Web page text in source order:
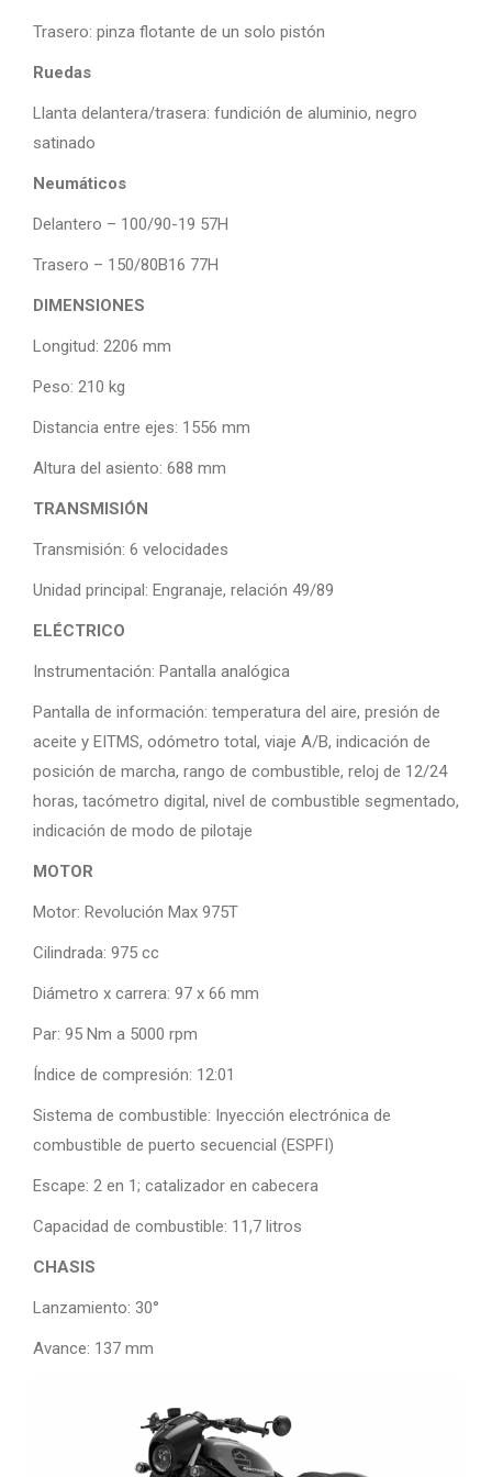
Trasero: pinza flotante de un solo pistón
Ruedas
Llanta delantera/trasera: fundición de aluminio, negro
satinado
Neumáticos
Delantero – 100/90-19 57H
Trasero – 150/80B16 77H
DIMENSIONES
Longitud: 2206 mm
Peso: 210 kg
Distancia entre ejes: 1556 mm
Altura del asiento: 688 mm
TRANSMISIÓN
Transmisión: 6 velocidades
Unidad principal: Engranaje, relación 49/89
ELÉCTRICO
Instrumentación: Pantalla analógica
Pantalla de información: temperatura del aire, presión de
aceite y EITMS, odómetro total, viaje A/B, indicación de
posición de marcha, rango de combustible, reloj de 12/24
horas, tacómetro digital, nivel de combustible segmentado,
indicación de modo de pilotaje
MOTOR
Motor: Revolución Max 975T
Cilindrada: 975 cc
Diámetro x carrera: 97 x 66 mm
Par: 95 Nm a 5000 rpm
Índice de compresión: 12:01
Sistema de combustible: Inyección electrónica de
combustible de puerto secuencial (ESPFI)
Escape: 2 en 1; catalizador en cabecera
Capacidad de combustible: 11,7 litros
CHASIS
Lanzamiento: 30°
Avance: 137 mm